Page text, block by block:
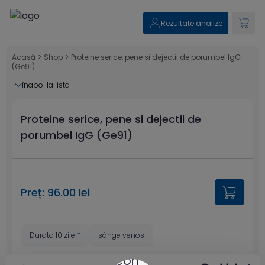
Rezultate analize
Acasă > Shop > Proteine serice, pene si dejectii de porumbel IgG
(Ge91)
înapoi la lista
Proteine serice, pene si dejectii de
porumbel IgG (Ge91)
Preț: 96.00 lei
Durata 10 zile * sânge venos